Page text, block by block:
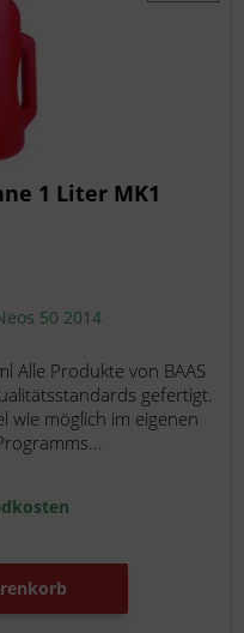
1 Liter MK1
50 2014
Alle Produkte von BAAS
gefertigt.
wie möglich im eigenen